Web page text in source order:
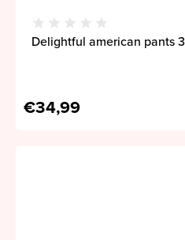
Delightful american pants
€34,99